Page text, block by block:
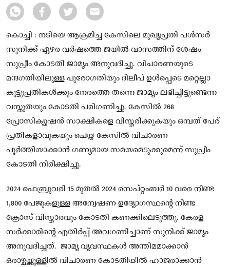
കൊച്ചി : നടിയെ ആക്രമിച്ച കേസിലെ മുഖ്യപ്രതി പൾസർ
സുനിക്ക് ഏഴര വർഷത്തെ ജയിൽ വാസത്തിന് ശേഷം
സുപ്രീം കോടതി ജാമ്യം അനുവദിച്ചു. വിചാരണയുടെ
മന്ദഗതിയിലുള്ള പുരോഗതിയും ദിലീപ് ഉൾപ്പെടെ മറ്റെല്ലാ
കൂട്ടുപ്രതികൾക്കും നേരത്തെ തന്നെ ജാമ്യം ലഭിച്ചിട്ടുണ്ടെന്ന
വസ്തുതയും കോടതി പരിഗണിച്ചു. കേസിൽ 268
പ്രോസിക്യൂഷൻ സാക്ഷികളെ വിസ്തരിക്കുകയും ഒമ്പത് പേര്
പ്രതികളാവുകയും ചെയ്ത കേസിൽ വിചാരണ
പൂർത്തിയാക്കാൻ ഗണ്യമായ സമയമെടുക്കുമെന്ന് സുപ്രീം
കോടതി നിരീക്ഷിച്ചു.
2024 ഫെബ്രുവരി 15 മുതൽ 2024 സെപ്റ്റംബർ 10 വരെ നീണ്ട
1,800 പേജുകളുള്ള അന്വേഷണ ഉദ്യോഗസ്ഥന്റെ നീണ്ട
ക്രോസ് വിസ്താരവും കോടതി കണക്കിലെടുത്തു. കേരള
സർക്കാരിന്റെ എതിർപ്പ് അവഗണിച്ചാണ് സുനിക്ക് ജാമ്യം
അനുവദിച്ചത്. ജാമ്യ വ്യവസ്ഥകൾ അന്തിമമാക്കാൻ
ഒരാഴ്ചയ്ക്കുള്ളിൽ വിചാരണ കോടതിയിൽ ഹാജരാക്കാൻ